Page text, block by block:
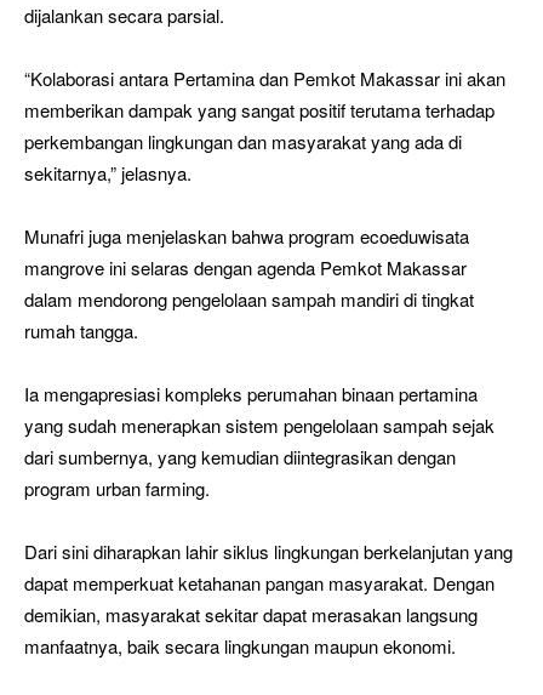
dijalankan secara parsial.
“Kolaborasi antara Pertamina dan Pemkot Makassar ini akan
memberikan dampak yang sangat positif terutama terhadap
perkembangan lingkungan dan masyarakat yang ada di
sekitarnya,” jelasnya.
Munafri juga menjelaskan bahwa program ecoeduwisata
mangrove ini selaras dengan agenda Pemkot Makassar
dalam mendorong pengelolaan sampah mandiri di tingkat
rumah tangga.
Ia mengapresiasi kompleks perumahan binaan pertamina
yang sudah menerapkan sistem pengelolaan sampah sejak
dari sumbernya, yang kemudian diintegrasikan dengan
program urban farming.
Dari sini diharapkan lahir siklus lingkungan berkelanjutan yang
dapat memperkuat ketahanan pangan masyarakat. Dengan
demikian, masyarakat sekitar dapat merasakan langsung
manfaatnya, baik secara lingkungan maupun ekonomi.